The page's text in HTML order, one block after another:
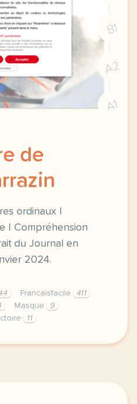
B1
A2
A1
de
ordinaux |
| Compréhension
du Journal en
2024.
Francaisfacile
411
Masque
9
11
de cyprien sarrazin